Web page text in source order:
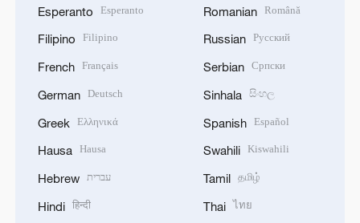
Esperanto Esperanto
Filipino Filipino
French Français
German Deutsch
Greek Ελληνικά
Hausa Hausa
Hebrew עברית
Hindi हिन्दी
Romanian Română
Russian Русский
Serbian Српски
Sinhala සිංහල
Spanish Español
Swahili Kiswahili
Tamil தமிழ்
Thai ไทย